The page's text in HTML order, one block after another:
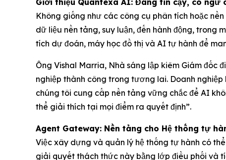
Giới thiệu Quantexa AI: Đáng tin cậy, có ngữ
Không giống như các công cụ phân tích hoặc
dữ liệu nền tảng, suy luận, đến hành động,
tích dự đoán, máy học đồ thị và AI tự hành để
Ông Vishal Marria, Nhà sáng lập kiêm Giám đốc
nghiệp thành công trong tương lai. Doanh
chúng tôi cung cấp nền tảng vững chắc để AI
thể giải thích tại mọi điểm ra quyết định”.
Agent Gateway: Nền tảng cho Hệ thống tự
Việc xây dựng và quản lý hệ thống tự hành có
giải quyết thách thức này bằng lớp điều phối và